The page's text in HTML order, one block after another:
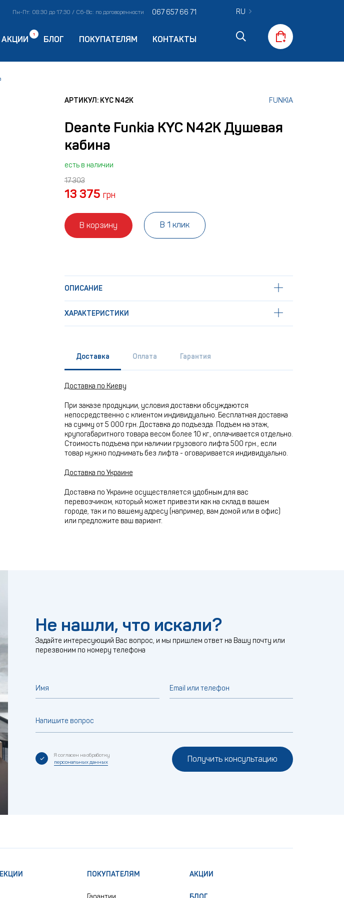
Пн-Пт: 08:30 до 17:30 / Сб-Вс: по договоренности 067 657 66 71
АКЦИИ
1
БЛОГ ПОКУПАТЕЛЯМ КОНТАКТЫ
RU
АРТИКУЛ: KYC N42K FUNKIA
Deante Funkia KYC N42K Душевая
кабина
есть в наличии
17 303
13 375 грн
В корзину В 1 клик
ОПИСАНИЕ
ХАРАКТЕРИСТИКИ
Доставка Оплата Гарантия
Доставка по Киеву
При заказе продукции, условия доставки обсуждаются
непосредственно с клиентом индивидуально. Бесплатная доставка
на сумму от 5 000 грн. Доставка до подъезда. Подъем на этаж,
крупогабаритного товара весом более 10 кг., оплачивается отдельно.
Стоимость подъема при наличии грузового лифта 500 грн., если
товар нужно поднимать без лифта - оговаривается индивидуально.
Доставка по Украине
Доставка по Украине осуществляется удобным для вас
перевозчиком, который может привезти как на склад в вашем
городе, так и по вашему адресу (например, вам домой или в офис)
или предложите ваш вариант.
Не нашли, что искали?
Задайте интересующий Вас вопрос, и мы пришлем ответ на Вашу почту или
перезвоним по номеру телефона
Имя Email или телефон
Напишите вопрос
Я согласен на обработку
персональных данных
Получить консультацию
ПОКУПАТЕЛЯМ АКЦИИ